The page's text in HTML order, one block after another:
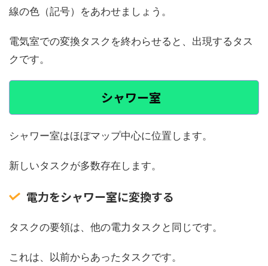
線の色（記号）をあわせましょう。
電気室での変換タスクを終わらせると、出現するタス
クです。
シャワー室
シャワー室はほぼマップ中心に位置します。
新しいタスクが多数存在します。
電力をシャワー室に変換する
タスクの要領は、他の電力タスクと同じです。
これは、以前からあったタスクです。